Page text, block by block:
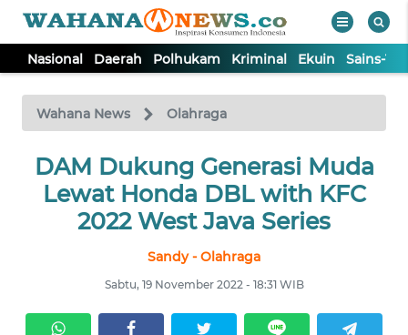
Nasional Daerah Polhukam Kriminal Ekuin Sains-
Wahana News Olahraga
DAM Dukung Generasi Muda
Lewat Honda DBL with KFC
2022 West Java Series
Sandy - Olahraga
Sabtu, 19 November 2022 - 18:31 WIB
TV
Tutup
NASIONAL
DAERAH
KRIMINAL